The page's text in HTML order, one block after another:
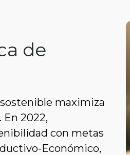
de
maximiza
2022,
con metas
Económico,